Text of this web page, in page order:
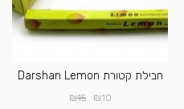
חבילת קטורת Darshan Lemon
₪10
₪15